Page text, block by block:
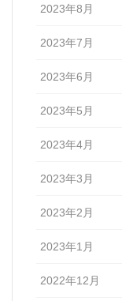
2023年8月
2023年7月
2023年6月
2023年5月
2023年4月
2023年3月
2023年2月
2023年1月
2022年12月